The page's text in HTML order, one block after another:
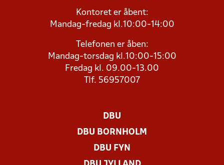
Kontoret er åbent:
Mandag-fredag kl.10:00-14:00
Telefonen er åben:
Mandag-torsdag kl.10:00-15:00
Fredag kl. 09.00-13.00
Tlf. 56957007
DBU
DBU BORNHOLM
DBU FYN